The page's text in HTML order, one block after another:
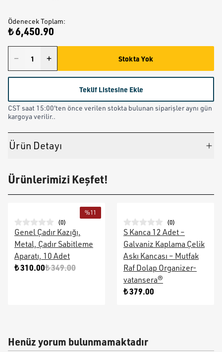
Ödenecek Toplam:
₺ 6,450.90
Stokta Yok
Teklif Listesine Ekle
CST saat 15:00'ten önce verilen stokta bulunan siparişler aynı gün
kargoya verilir..
Ürün Detayı
Ürünlerimizi Keşfet!
%11
(0)
Genel Çadır Kazığı,
Metal, Çadır Sabitleme
Aparatı, 10 Adet
₺ 310.00₺ 349.00
(0)
S Kanca 12 Adet –
Galvaniz Kaplama Çelik
Askı Kancası – Mutfak
Raf Dolap Organizer-
vatansera®
₺ 379.00
Henüz yorum bulunmamaktadır